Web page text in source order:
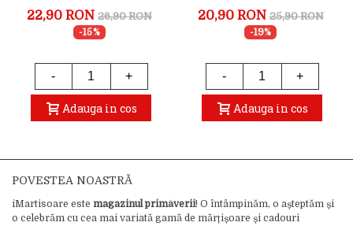
22,90 RON 26,90 RON
-15%
- +
Adauga in cos
Plus
20,90 RON 25,90 RON
-19%
- +
Adauga in cos
POVESTEA NOASTRĂ
iMartisoare este magazinul primăverii! O întâmpinăm, o așteptăm și
o celebrăm cu cea mai variată gamă de mărțișoare și cadouri